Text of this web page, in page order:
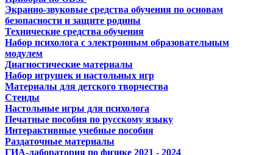
Экранно-звуковые средства обучения по основам
безопасности и защите родины
Технические средства обучения
Набор психолога с электронным образовательным
модулем
Диагностические материалы
Набор игрушек и настольных игр
Материалы для детского творчества
Стенды
Настольные игры для психолога
Печатные пособия по русскому языку
Интерактивные учебные пособия
Раздаточные материалы
ГИА-лаборатория по физике 2021 - 2024